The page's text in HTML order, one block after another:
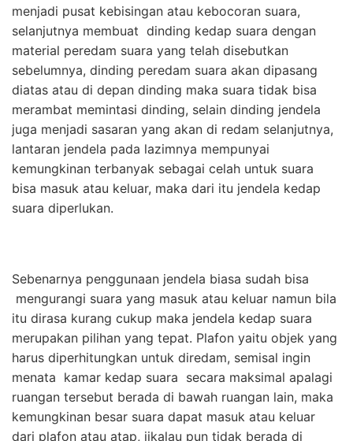
menjadi pusat kebisingan atau kebocoran suara,
selanjutnya membuat dinding kedap suara dengan
material peredam suara yang telah disebutkan
sebelumnya, dinding peredam suara akan dipasang
diatas atau di depan dinding maka suara tidak bisa
merambat memintasi dinding, selain dinding jendela
juga menjadi sasaran yang akan di redam selanjutnya,
lantaran jendela pada lazimnya mempunyai
kemungkinan terbanyak sebagai celah untuk suara
bisa masuk atau keluar, maka dari itu jendela kedap
suara diperlukan.
Sebenarnya penggunaan jendela biasa sudah bisa
mengurangi suara yang masuk atau keluar namun bila
itu dirasa kurang cukup maka jendela kedap suara
merupakan pilihan yang tepat. Plafon yaitu objek yang
harus diperhitungkan untuk diredam, semisal ingin
menata kamar kedap suara secara maksimal apalagi
ruangan tersebut berada di bawah ruangan lain, maka
kemungkinan besar suara dapat masuk atau keluar
dari plafon atau atap, jikalau pun tidak berada di